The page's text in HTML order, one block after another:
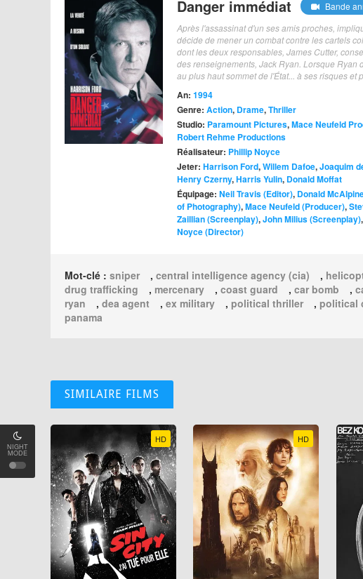
NIGHT
MODE
Danger immédiat
Bande
Après l'assassinat d'un ses amis proches,
décide de mener un combat contre les cartels
dont les deux responsables, James Cutter,
des renseignements, Jack Ryan. Lorsque
au plus haut sommet de l'État... à ses risques et
An: 1994
Genre: Action, Drame,Thriller
Studio: Paramount Pictures,Mace Neufeld
Robert Rehme Productions
Réalisateur: Phillip Noyce
Jeter: Harrison Ford,Willem Dafoe,Joaquim
Henry Czerny,Harris Yulin, Donald Moffat
Équipage: Neil Travis (Editor), Donald
of Photography),Mace Neufeld (Producer),
Zaillian (Screenplay),John Milius (Screenplay),
Noyce (Director)
Mot-clé : sniper , central intelligence agency (cia) ,
drug trafficking
, mercenary , coast guard , car bomb ,
ryan
, dea agent , ex military , political thriller , political
panama
SIMILAIRE FILMS
HD HD